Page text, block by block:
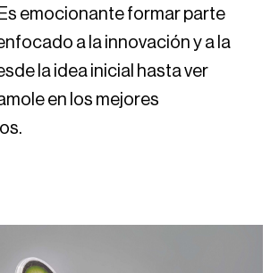
emocionante formar parte
a la innovación y a la
la idea inicial hasta ver
en los mejores